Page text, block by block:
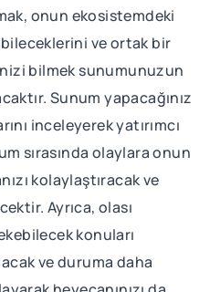
onun ekosistemdeki
ve ortak bir
bilmek sunumunuzun
Sunum yapacağınız
inceleyerek yatırımcı
sırasında olaylara onun
kolaylaştıracak ve
Ayrıca, olası
konuları
ve duruma daha